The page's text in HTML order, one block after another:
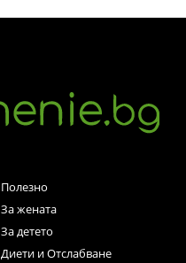
Полезно
За жената
За детето
Диети и Отслабване